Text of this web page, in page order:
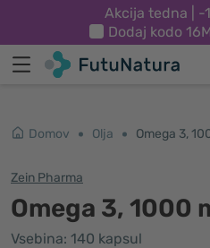
Akcija tedna | -
Dodaj kodo
Domov Olja Omega 3,
Zein Pharma
Omega 3, 1000
Vsebina: 140 kapsul